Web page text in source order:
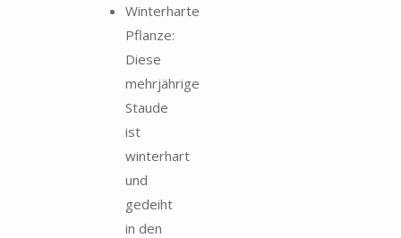
Winterharte
Pflanze:
Diese
mehrjährige
Staude
ist
winterhart
und
gedeiht
in den